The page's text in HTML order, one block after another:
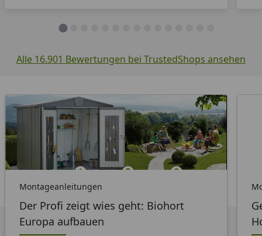
Alle 16.901 Bewertungen bei TrustedShops ansehen
Montageanleitungen
Der Profi zeigt wies geht: Biohort
Europa aufbauen